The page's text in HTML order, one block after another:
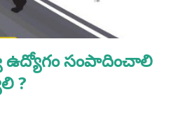
ఉద్యోగం సంపాదించాలి
?